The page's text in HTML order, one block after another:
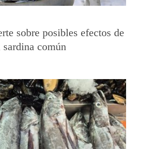
sobre posibles efectos de
común